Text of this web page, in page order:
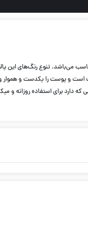
کانسیلر و کارکتورصورت مناسب
و پوست را یکدست و هموار
برای استفاده روزانه و